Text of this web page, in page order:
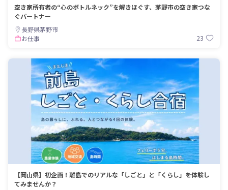
・
✪栃澤 まどか（とちざわ・まどか）
屋号 珠玉 https://lit.link/madokodam
での働き方に疑問を持ち続ける中で、
日本古来の文化・生き方に興味関心が
強まる。2017年、偶然見つけた岡山県
新庄村の林業分野の地域おこし協力隊
に応募して移住。重機・チェーンソ
ー・刈払い機を使うガテン系林業女子
として勤務した後、複業家としての活
動を本格的に開始。協力隊任期後は、
大麻の飾りを手掛ける職人の活動と、
複数市町村の移住関係プロジェクトへ
の関わりを主にしながら、地元企業か
分の能力をフルに生かしたマルチワー
空き家所有者の“心のボトルネック”を解きほぐす、茅野市の空き家つな
ぐパートナー
長野県茅野市
お仕事
23
【岡山県】初企画！離島でのリアルな「しごと」と「くらし」を体験し
てみませんか？